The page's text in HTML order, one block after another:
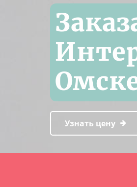
Узнать цену